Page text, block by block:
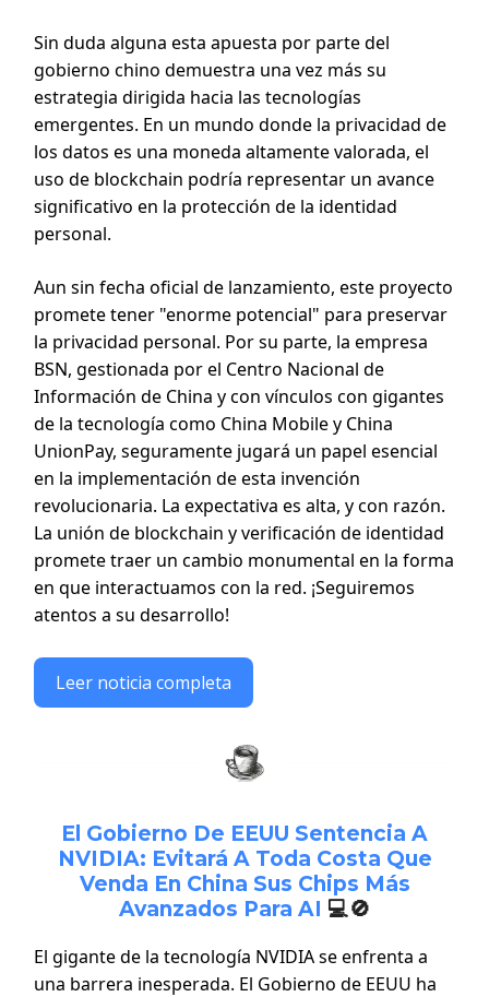
Sin duda alguna esta apuesta por parte del
gobierno chino demuestra una vez más su
estrategia dirigida hacia las tecnologías
emergentes. En un mundo donde la privacidad de
los datos es una moneda altamente valorada, el
uso de blockchain podría representar un avance
significativo en la protección de la identidad
personal.
Aun sin fecha oficial de lanzamiento, este proyecto
promete tener "enorme potencial" para preservar
la privacidad personal. Por su parte, la empresa
BSN, gestionada por el Centro Nacional de
Información de China y con vínculos con gigantes
de la tecnología como China Mobile y China
UnionPay, seguramente jugará un papel esencial
en la implementación de esta invención
revolucionaria. La expectativa es alta, y con razón.
La unión de blockchain y verificación de identidad
promete traer un cambio monumental en la forma
en que interactuamos con la red. ¡Seguiremos
atentos a su desarrollo!
Leer noticia completa
El Gobierno De EEUU Sentencia A
NVIDIA: Evitará A Toda Costa Que
Venda En China Sus Chips Más
Avanzados Para AI 💻🚫
El gigante de la tecnología NVIDIA se enfrenta a
una barrera inesperada. El Gobierno de EEUU ha